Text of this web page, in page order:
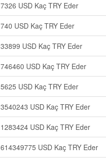
7326 USD Kaç TRY Eder
740 USD Kaç TRY Eder
33899 USD Kaç TRY Eder
746460 USD Kaç TRY Eder
5625 USD Kaç TRY Eder
3540243 USD Kaç TRY Eder
1283424 USD Kaç TRY Eder
614349775 USD Kaç TRY Eder